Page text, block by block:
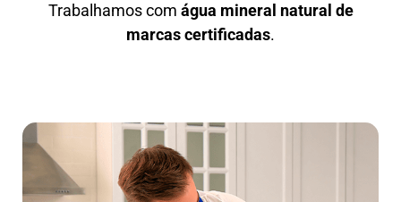
Trabalhamos com água mineral natural de
marcas certificadas.